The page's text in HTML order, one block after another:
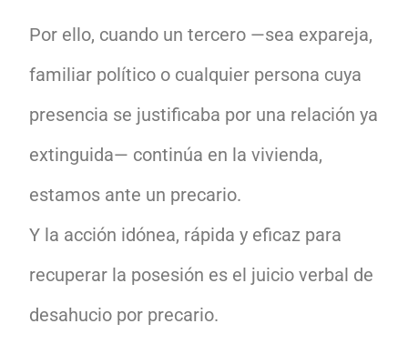
Por ello, cuando un tercero —sea expareja,
familiar político o cualquier persona cuya
presencia se justificaba por una relación ya
extinguida— continúa en la vivienda,
estamos ante un precario.
Y la acción idónea, rápida y eficaz para
recuperar la posesión es el juicio verbal de
desahucio por precario.